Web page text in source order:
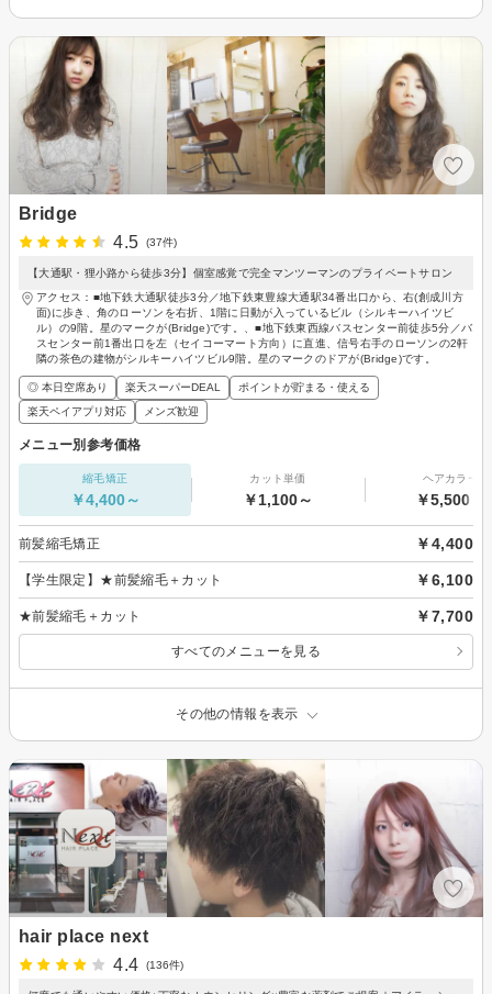
Bridge
4.5
(37件)
【大通駅・狸小路から徒歩3分】個室感覚で完全マンツーマンのプライベートサロン
アクセス：■地下鉄大通駅徒歩3分／地下鉄東豊線大通駅34番出口から、右(創成川方
面)に歩き、角のローソンを右折、1階に日動が入っているビル（シルキーハイツビ
ル）の9階。星のマークが(Bridge)です。、■地下鉄東西線バスセンター前徒歩5分／バ
スセンター前1番出口を左（セイコーマート方向）に直進、信号右手のローソンの2軒
隣の茶色の建物がシルキーハイツビル9階。星のマークのドアが(Bridge)です。
◎ 本日空席あり 楽天スーパーDEAL
ポイントが貯まる・使える
楽天ペイアプリ対応
メンズ歓迎
メニュー別参考価格
縮毛矯正
￥4,400～
カット単価
￥1,100～
ヘアカラー
￥5,500～
前髪縮毛矯正 ￥4,400
【学生限定】★前髪縮毛＋カット ￥6,100
★前髪縮毛＋カット ￥7,700
すべてのメニューを見る
その他の情報を表示
hair place next
4.4
(136件)